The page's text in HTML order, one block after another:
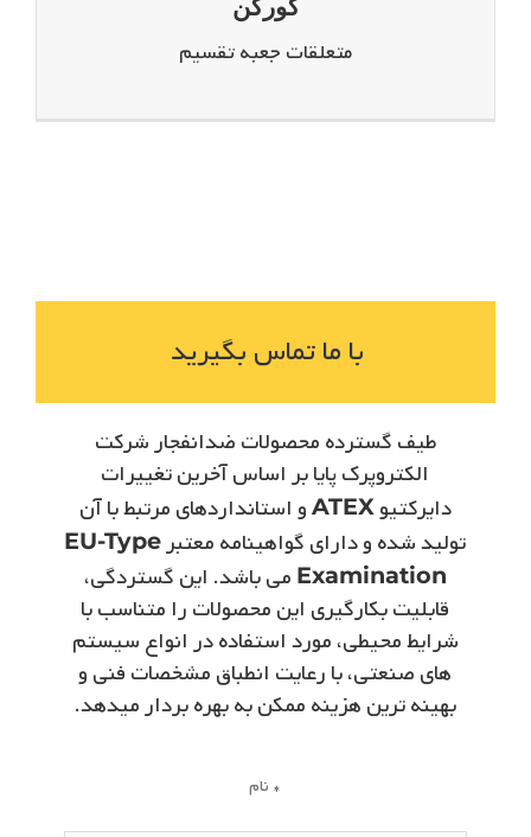
کورکن
متعلقات جعبه تقسیم
با ما تماس بگیرید
طیف گسترده محصولات ضدانفجار شرکت
الکتروپرک­ پایا بر اساس آخرین تغییرات
دایرکتیوATEX و استانداردهای مرتبط با آن
تولید شده و دارای گواهینامه معتبرEU-Type
Examination می ­باشد. این گستردگی،
قابلیت بکارگیری این محصولات را متناسب با
شرایط محیطی، مورد استفاده در انواع سیستم
­های صنعتی، با رعایت انطباق مشخصات فنی و
بهینه ­ترین هزینه ممکن به بهره­ بردار میدهد.
نام *